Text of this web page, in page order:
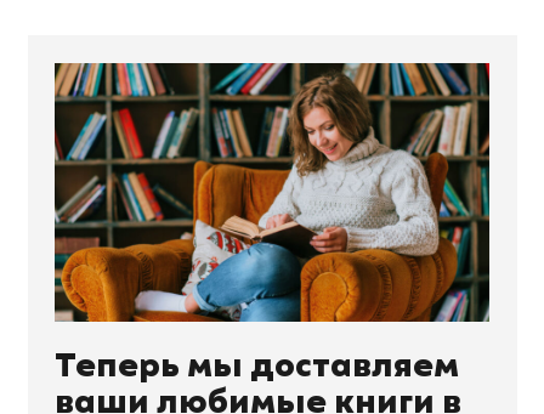
Теперь мы доставляем
ваши любимые книги в